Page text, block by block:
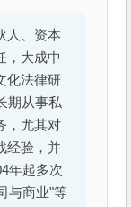
人、资本
，大成中
化法律研
期从事私
，尤其对
经验，并
年起多次
与商业"等